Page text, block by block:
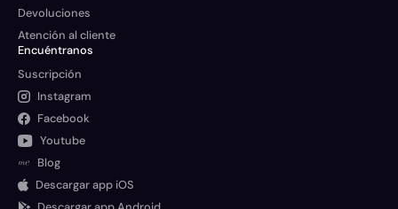
Devoluciones
Atención al cliente
Encuéntranos
Suscripción
Instagram
Facebook
Youtube
Blog
Descargar app iOS